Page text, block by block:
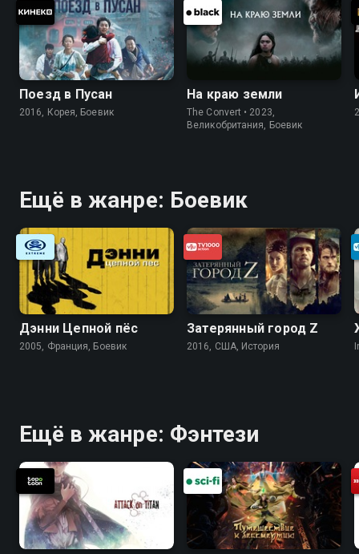
Поезд в Пусан
2016, Корея, Боевик
На краю земли
The Convert • 2023,
Великобритания, Боевик
Ещё в жанре: Боевик
Дэнни Цепной пёс
2005, Франция, Боевик
Затерянный город Z
2016, США, История
Ещё в жанре: Фэнтези